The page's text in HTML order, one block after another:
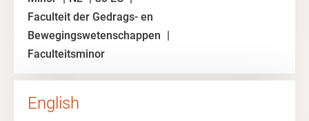
Faculteit der Gedrags- en
Bewegingswetenschappen
Faculteitsminor
English